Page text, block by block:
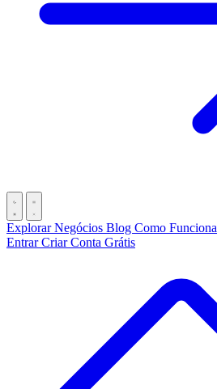
Explorar Negócios Blog Como Funciona
EntrarCriar Conta Grátis